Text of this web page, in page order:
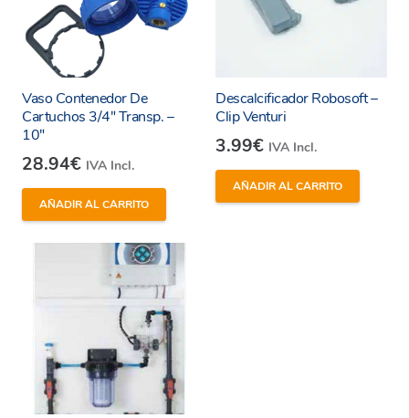
He leído y estoy de acuerdo con los términos y
política de privacidad de la web.
Vaso Contenedor De
Cartuchos 3/4″ Transp. –
10″
28.94€ IVA Incl.
AÑADIR AL CARRITO
Descalcificador Robosoft –
Clip Venturi
3.99€ IVA Incl.
AÑADIR AL CARRITO